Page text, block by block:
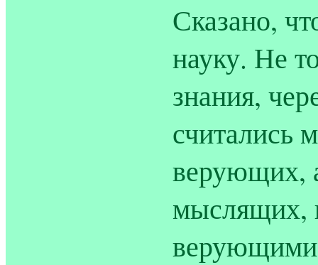
Сказано,
науку. Не
знания,
считались
верующих,
мыслящих,